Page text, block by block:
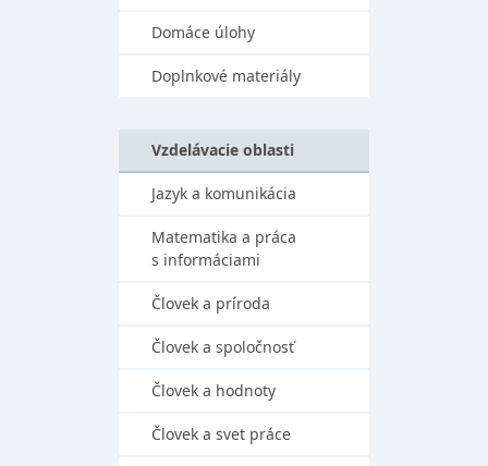
Domáce úlohy
Doplnkové materiály
Vzdelávacie oblasti
Jazyk a komunikácia
Matematika a práca
s informáciami
Človek a príroda
Človek a spoločnosť
Človek a hodnoty
Človek a svet práce